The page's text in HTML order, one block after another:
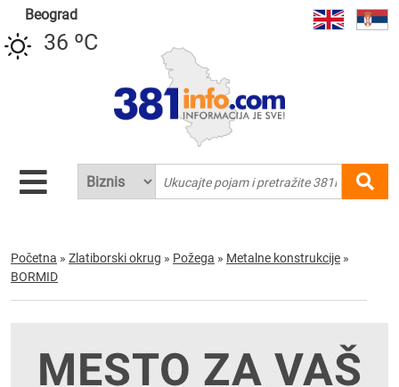
Beograd
36 ºC
Početna » Zlatiborski okrug » Požega » Metalne konstrukcije »
BORMID